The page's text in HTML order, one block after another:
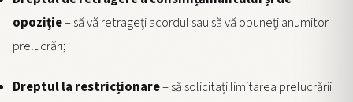
opoziție– să vă retrageți acordul sau să vă opuneți anumitor
prelucrări;
Dreptul la restricționare– să solicitați limitarea prelucrării